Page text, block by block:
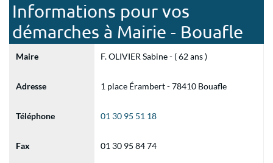
Informations pour vos
démarches à Mairie - Bouafle
Maire F. OLIVIER Sabine - ( 62 ans )
Adresse 1 place Érambert - 78410 Bouafle
Téléphone 01 30 95 51 18
Fax 01 30 95 84 74